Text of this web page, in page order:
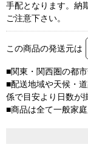
手配となります。納
ご注意下さい。
この商品の発送元は
■関東・関西圏の都
■配送地域や天候・
係で目安より日数が
■商品は全て一般家